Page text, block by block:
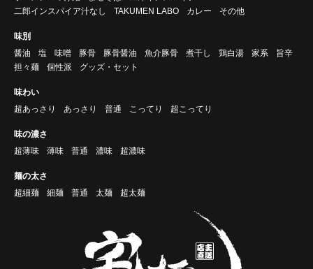
二郎インスパイア汁なし
TAKUMEN LABO カレー その他
味別
醤油
塩 味噌 豚骨 豚骨醤油 魚介豚骨 煮干し 鶏白湯 家系
旨辛
担々麺
個性派 グッズ・セット
味わい
超あっさり
あっさり 普通 こってり 超こってり
味の濃さ
超薄味
薄味 普通 濃味 超濃味
麺の太さ
超細麺
細麺 普通 太麺 超太麺